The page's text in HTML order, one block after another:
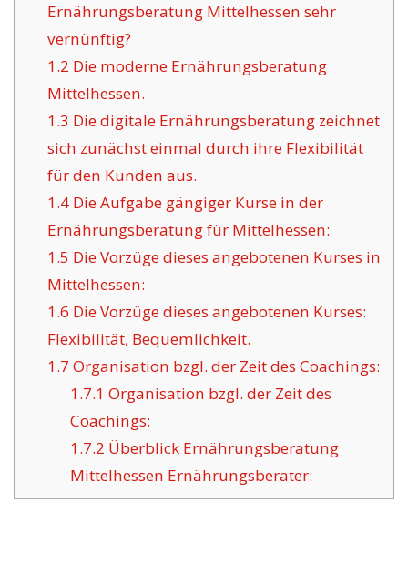
Ernährungsberatung Mittelhessen sehr
vernünftig?
1.2 Die moderne Ernährungsberatung
Mittelhessen.
1.3 Die digitale Ernährungsberatung zeichnet
sich zunächst einmal durch ihre Flexibilität
für den Kunden aus.
1.4Die Aufgabe gängiger Kurse in der
Ernährungsberatung für Mittelhessen:
1.5 Die Vorzüge dieses angebotenen Kurses in
Mittelhessen:
1.6 Die Vorzüge dieses angebotenen Kurses:
Flexibilität, Bequemlichkeit.
1.7 Organisation bzgl. der Zeit des Coachings:
1.7.1 Organisation bzgl. der Zeit des
Coachings:
1.7.2 Überblick Ernährungsberatung
Mittelhessen Ernährungsberater: